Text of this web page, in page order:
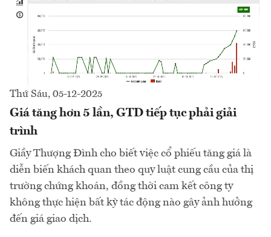
Thứ Sáu, 05-12-2025
Giá tăng hơn 5 lần, GTD tiếp tục phải giải
trình
Giầy Thượng Đình cho biết việc cổ phiếu tăng giá là
diễn biến khách quan theo quy luật cung cầu của thị
trường chứng khoán, đồng thời cam kết công ty
không thực hiện bất kỳ tác động nào gây ảnh hưởng
đến giá giao dịch.